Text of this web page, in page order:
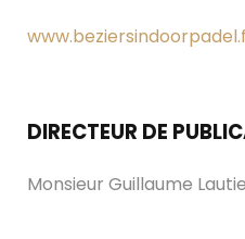
DIRECTEUR DE
Monsieur Guillaume